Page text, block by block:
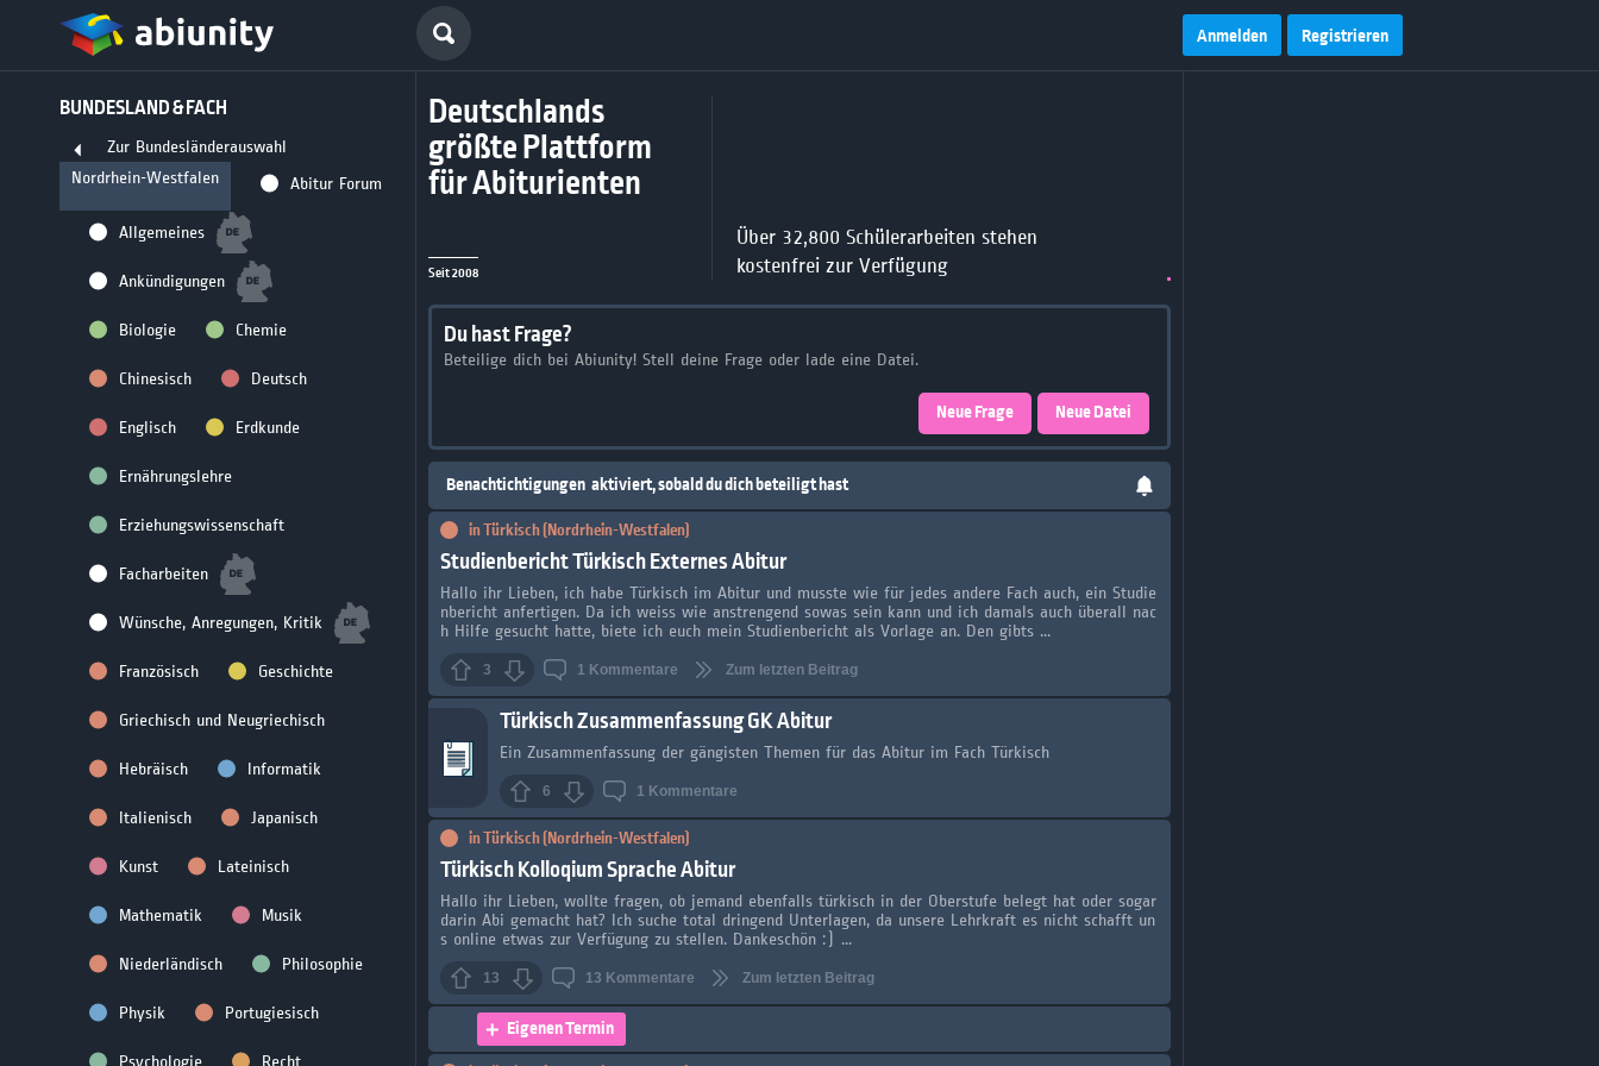
Anmelden Registrieren
BUNDESLAND & FACH
Zur Bundesländerauswahl
Nordrhein-Westfalen
Abitur Forum
Allgemeines
Ankündigungen
Biologie Chemie
Chinesisch Deutsch
Englisch Erdkunde
Ernährungslehre
Erziehungswissenschaft
Facharbeiten
Wünsche, Anregungen, Kritik
Französisch Geschichte
Griechisch und Neugriechisch
Hebräisch Informatik
Italienisch Japanisch
Kunst Lateinisch
Mathematik Musik
Niederländisch Philosophie
Physik Portugiesisch
Psychologie Recht
Deutschlands
größte Plattform
für Abiturienten
Seit 2008
Über 32,800 Schülerarbeiten stehen
kostenfrei zur Verfügung
Du hast Frage?
Beteilige dich bei Abiunity! Stell deine Frage oder lade eine Datei.
Neue Frage Neue Datei
Benachtichtigungen aktiviert, sobald du dich beteiligt hast
inTürkisch (Nordrhein-Westfalen)
Studienbericht Türkisch Externes Abitur
Hallo ihr Lieben, ich habe Türkisch im Abitur und musste wie für jedes andere Fach auch, ein Studie
nbericht anfertigen. Da ich weiss wie anstrengend sowas sein kann und ich damals auch überall nac
h Hilfe gesucht hatte, biete ich euch mein Studienbericht als Vorlage an. Den gibts ...
3 1 Kommentare Zum letzten Beitrag
Türkisch Zusammenfassung GK Abitur
Ein Zusammenfassung der gängisten Themen für das Abitur im Fach Türkisch
6 1 Kommentare
inTürkisch (Nordrhein-Westfalen)
Türkisch Kolloqium Sprache Abitur
Hallo ihr Lieben, wollte fragen, ob jemand ebenfalls türkisch in der Oberstufe belegt hat oder sogar
darin Abi gemacht hat? Ich suche total dringend Unterlagen, da unsere Lehrkraft es nicht schafft un
s online etwas zur Verfügung zu stellen. Dankeschön :) ...
13 13 Kommentare Zum letzten Beitrag
Eigenen Termin